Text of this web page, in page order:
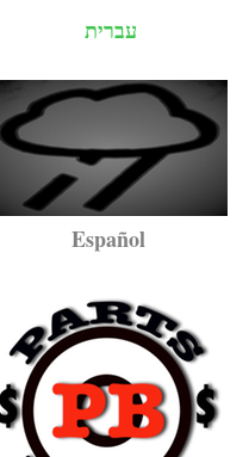
עברית
Español